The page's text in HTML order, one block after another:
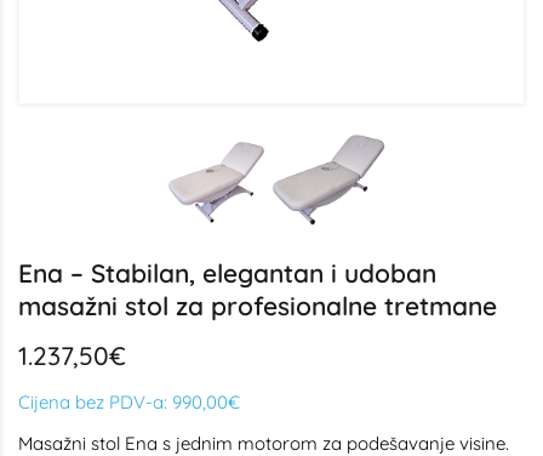
Ena – Stabilan, elegantan i udoban
masažni stol za profesionalne tretmane
1.237,50€
Cijena bez PDV-a: 990,00€
Masažni stol Ena s jednim motorom za podešavanje visine.